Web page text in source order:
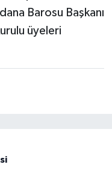
Barosu Başkanı
üyeleri